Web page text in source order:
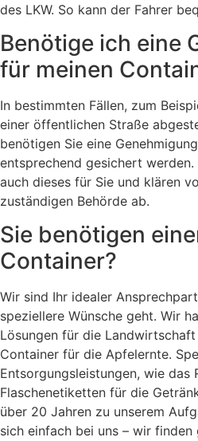
des LKW. So kann der Fahrer
Benötige ich eine
für meinen
In bestimmten Fällen, zum
einer öffentlichen Straße
benötigen Sie eine
entsprechend gesichert
auch dieses für Sie und klären
zuständigen Behörde ab.
Sie benötigen
Container?
Wir sind Ihr idealer
speziellere Wünsche geht. Wir
Lösungen für die
Container für die Apfelernte.
Entsorgungsleistungen, wie das
Flaschenetiketten für die
über 20 Jahren zu unserem
sich einfach bei uns – wir